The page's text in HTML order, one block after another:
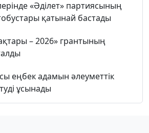
«Әділет» партиясының
қатынай бастады
– 2026» грантының
еңбек адамын әлеуметтік
ұсынады